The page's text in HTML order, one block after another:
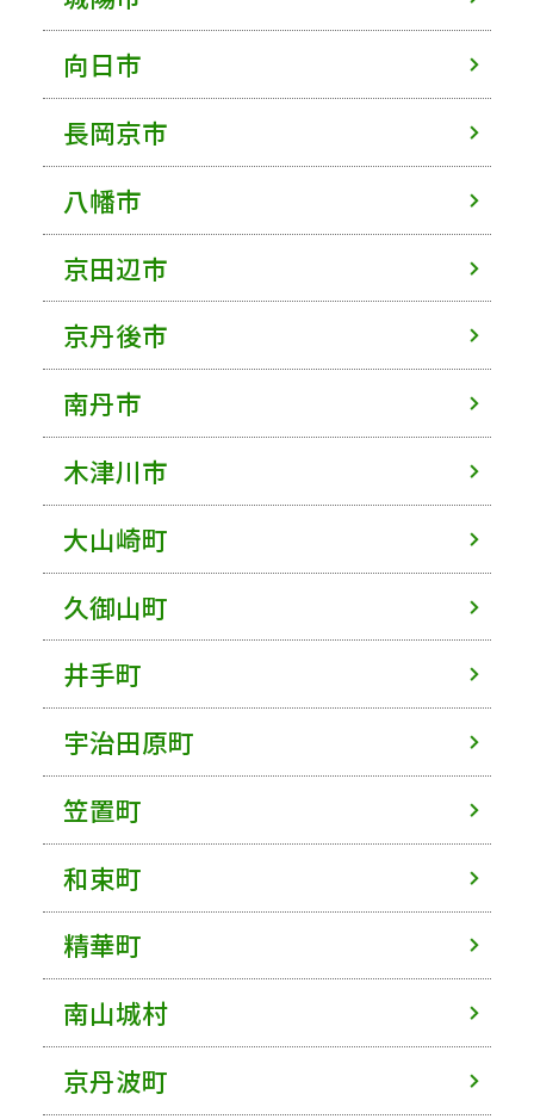
向日市
長岡京市
八幡市
京田辺市
京丹後市
南丹市
木津川市
大山崎町
久御山町
井手町
宇治田原町
笠置町
和束町
精華町
南山城村
京丹波町